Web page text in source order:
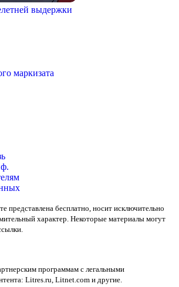
выдержки
маркизата
представлена бесплатно, носит исключительно
характер. Некоторые материалы могут
программам с легальными
Litres.ru, Litnet.com и другие.